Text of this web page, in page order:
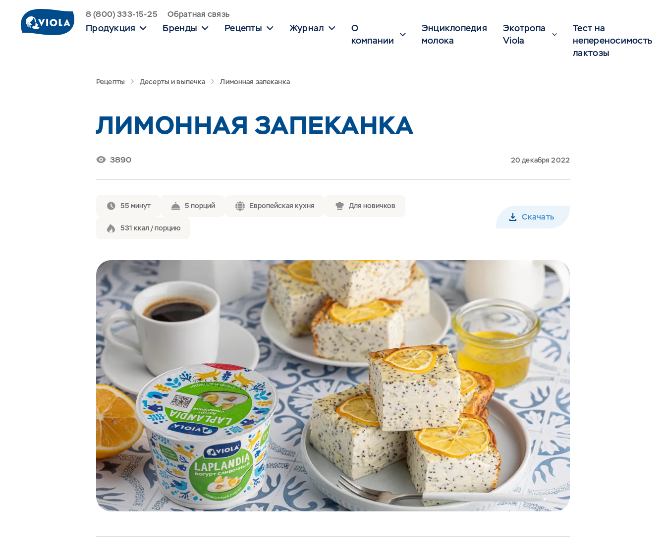
8 (800) 333-15-25 Обратная связь
Продукция Бренды Рецепты Журнал
О
компании
Энциклопедия
молока
Экотропа
Viola
Тест на
непереносимость
лактозы
Рецепты Десерты и выпечка Лимонная запеканка
ЛИМОННАЯ ЗАПЕКАНКА
3890 20 декабря 2022
55 минут 5 порций Европейская кухня Для новичков
531 ккал / порцию
Скачать